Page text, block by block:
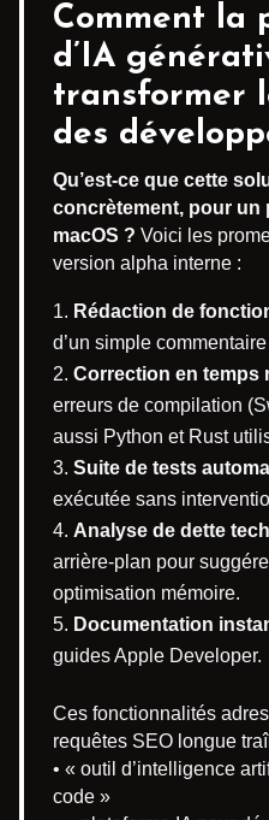
Comment la
d’IA
transformer
des
Qu’est-ce que cette
concrètement, pour un
macOS ? Voici les
version alpha interne :
Rédaction de
d’un simple
Correction en temps
erreurs de compilation
aussi Python et Rust
Suite de tests
exécutée sans
Analyse de dette
arrière-plan pour
optimisation mémoire.
Documentation
guides Apple Developer.
Ces fonctionnalités
requêtes SEO longue
• « outil d’intelligence
code »